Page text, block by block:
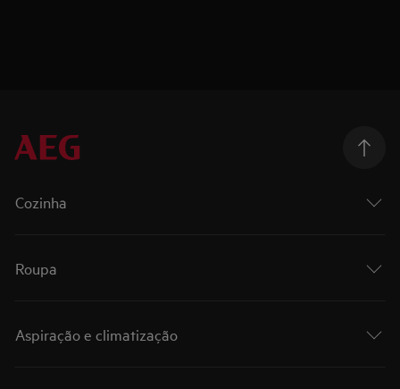
Cozinha
Roupa
Aspiração e climatização